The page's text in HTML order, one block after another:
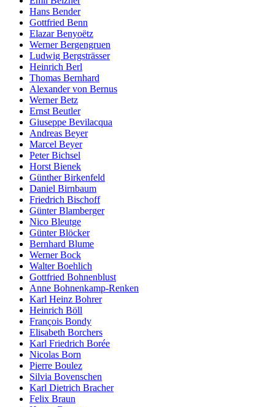
Hans Bender
Gottfried Benn
Elazar Benyoëtz
Werner Bergengruen
Ludwig Bergsträsser
Heinrich Berl
Thomas Bernhard
Alexander von Bernus
Werner Betz
Ernst Beutler
Giuseppe Bevilacqua
Andreas Beyer
Marcel Beyer
Peter Bichsel
Horst Bienek
Günther Birkenfeld
Daniel Birnbaum
Friedrich Bischoff
Günter Blamberger
Nico Bleutge
Günter Blöcker
Bernhard Blume
Werner Bock
Walter Boehlich
Gottfried Bohnenblust
Anne Bohnenkamp-Renken
Karl Heinz Bohrer
Heinrich Böll
François Bondy
Elisabeth Borchers
Karl Friedrich Borée
Nicolas Born
Pierre Boulez
Silvia Bovenschen
Karl Dietrich Bracher
Felix Braun